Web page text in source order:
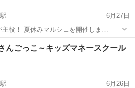
6月27日
主役！ 夏休みマルシェを開催しま…
フェス
んごっこ～キッズマネースクール
6月26日